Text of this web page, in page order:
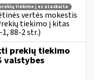
tiekimo į es ataskaita
vertės mokestis
tiekimo į kitas
88-2 str.)
prekių tiekimo
valstybes